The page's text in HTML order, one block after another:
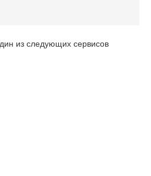
из следующих сервисов